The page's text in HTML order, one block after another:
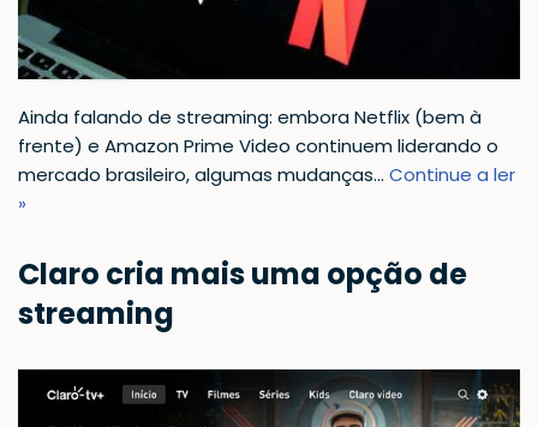
Ainda falando de streaming: embora Netflix (bem à
frente) e Amazon Prime Video continuem liderando o
mercado brasileiro, algumas mudanças… Continue a ler
»
Claro cria mais uma opção de
streaming